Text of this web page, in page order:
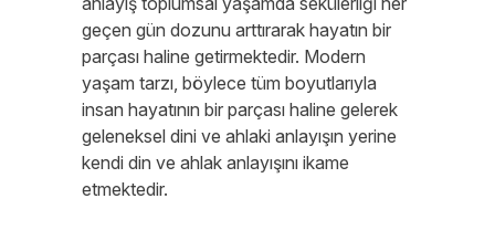
geçen gün dozunu arttırarak hayatın bir
parçası haline getirmektedir. Modern
yaşam tarzı, böylece tüm boyutlarıyla
insan hayatının bir parçası haline gelerek
geleneksel dini ve ahlaki anlayışın yerine
kendi din ve ahlak anlayışını ikame
etmektedir.